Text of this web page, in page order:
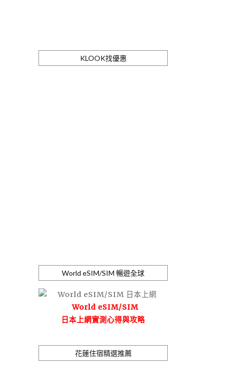
KLOOK找優惠
World eSIM/SIM 暢遊全球
World eSIM/SIM
日本上網實測心得與攻略
花蓮住宿精選推薦